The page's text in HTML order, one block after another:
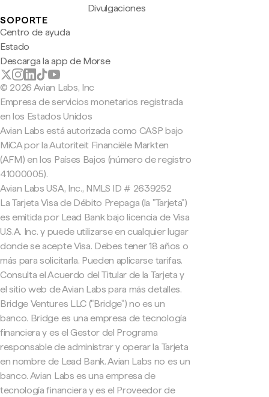
Divulgaciones
SOPORTE
Centro de ayuda
Estado
Descarga la app de Morse
© 2026 Avian Labs, Inc
Empresa de servicios monetarios registrada
en los Estados Unidos
Avian Labs está autorizada como CASP bajo
MiCA por la Autoriteit Financiële Markten
(AFM) en los Países Bajos (número de registro
41000005).
Avian Labs USA, Inc., NMLS ID # 2639252
La Tarjeta Visa de Débito Prepaga (la "Tarjeta")
es emitida por Lead Bank bajo licencia de Visa
U.S.A. Inc. y puede utilizarse en cualquier lugar
donde se acepte Visa. Debes tener 18 años o
más para solicitarla. Pueden aplicarse tarifas.
Consulta el Acuerdo del Titular de la Tarjeta y
el sitio web de Avian Labs para más detalles.
Bridge Ventures LLC ("Bridge") no es un
banco. Bridge es una empresa de tecnología
financiera y es el Gestor del Programa
responsable de administrar y operar la Tarjeta
en nombre de Lead Bank. Avian Labs no es un
banco. Avian Labs es una empresa de
tecnología financiera y es el Proveedor de